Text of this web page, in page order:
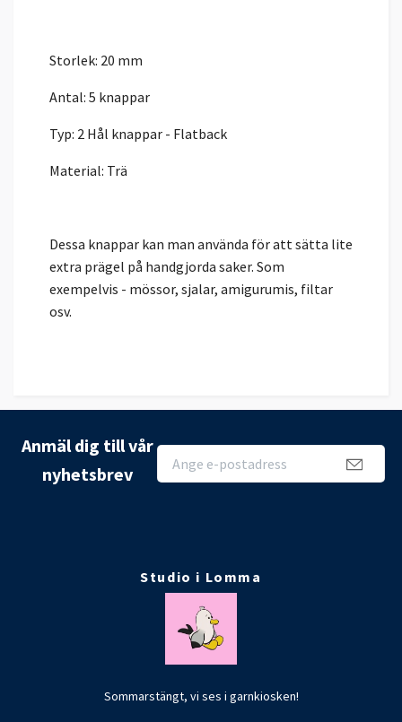
Storlek: 20 mm
Antal: 5 knappar
Typ: 2 Hål knappar - Flatback
Material: Trä
Dessa knappar kan man använda för att sätta lite
extra prägel på handgjorda saker. Som
exempelvis - mössor, sjalar, amigurumis, filtar
osv.
Anmäl dig till vår
nyhetsbrev
Studio i Lomma
Sommarstängt, vi ses i garnkiosken!